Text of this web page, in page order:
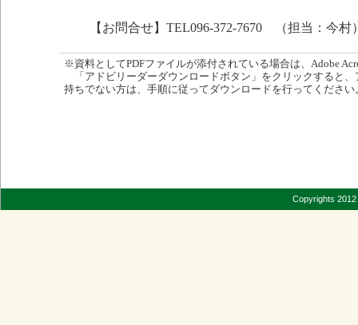
【お問合せ】TEL096-372-7670 （担当：今村
※資料としてPDFファイルが添付されている場合は、Adobe
「アドビリーダーダウンロードボタン」をクリックすると
持ちでない方は、手順に従ってダウンロードを行ってください
Copyrights